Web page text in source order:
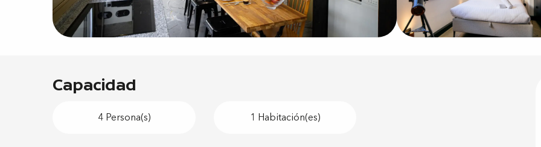
Capacidad
4 Persona(s) 1 Habitación(es)